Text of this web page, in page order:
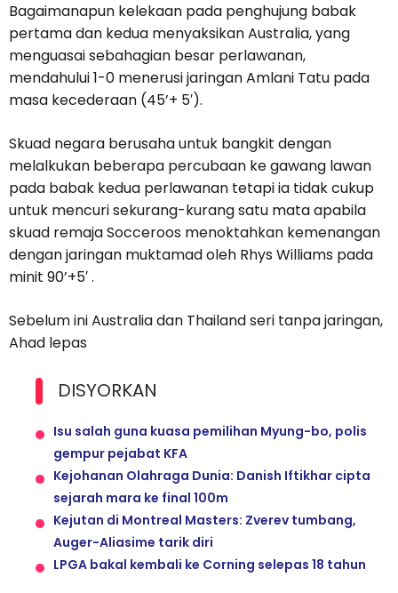
Bagaimanapun kelekaan pada penghujung babak
pertama dan kedua menyaksikan Australia, yang
menguasai sebahagian besar perlawanan,
mendahului 1-0 menerusi jaringan Amlani Tatu pada
masa kecederaan (45’+ 5′).
Skuad negara berusaha untuk bangkit dengan
melalkukan beberapa percubaan ke gawang lawan
pada babak kedua perlawanan tetapi ia tidak cukup
untuk mencuri sekurang-kurang satu mata apabila
skuad remaja Socceroos menoktahkan kemenangan
dengan jaringan muktamad oleh Rhys Williams pada
minit 90’+5′ .
Sebelum ini Australia dan Thailand seri tanpa jaringan,
Ahad lepas
DISYORKAN
Isu salah guna kuasa pemilihan Myung-bo, polis
gempur pejabat KFA
Kejohanan Olahraga Dunia: Danish Iftikhar cipta
sejarah mara ke final 100m
Kejutan di Montreal Masters: Zverev tumbang,
Auger-Aliasime tarik diri
LPGA bakal kembali ke Corning selepas 18 tahun